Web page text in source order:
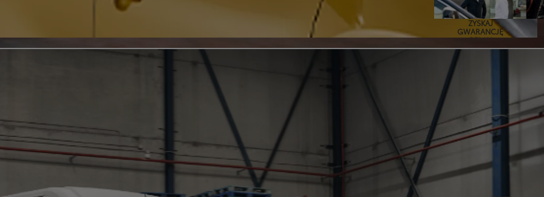
ZYSKAJ
GWARANCJĘ
RELAX
NAWET
Zadbaj o klimatyzację
wymień filtr
Cena już od 270 zł